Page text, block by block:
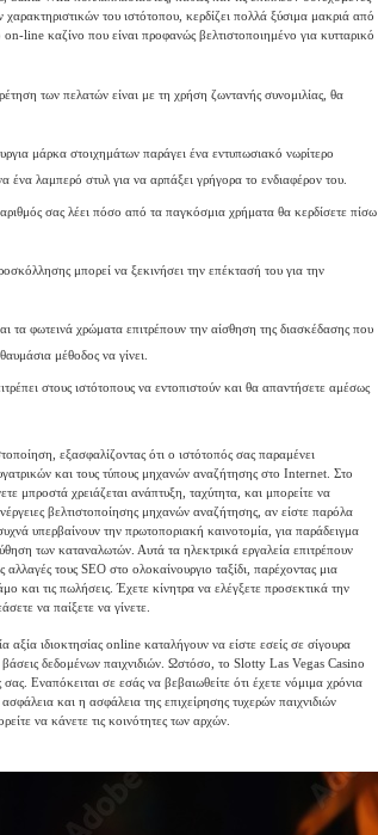
του ιστότοπου, κερδίζει πολλά ξύσιμα μακριά από
line καζίνο που είναι προφανώς βελτιστοποιημένο για κυτταρικό
των πελατών είναι με τη χρήση ζωντανής συνομιλίας, θα
μάρκα στοιχημάτων παράγει ένα εντυπωσιακό νωρίτερο
ένα λαμπερό στυλ για να αρπάξει γρήγορα το ενδιαφέρον του.
σας λέει πόσο από τα παγκόσμια χρήματα θα κερδίσετε πίσω
μπορεί να ξεκινήσει την επέκτασή του για την
φωτεινά χρώματα επιτρέπουν την αίσθηση της διασκέδασης που
μέθοδος να γίνει.
στους ιστότοπους να εντοπιστούν και θα απαντήσετε αμέσως
εξασφαλίζοντας ότι ο ιστότοπός σας παραμένει
και τους τύπους μηχανών αναζήτησης στο Internet. Στο
μπροστά χρειάζεται ανάπτυξη, ταχύτητα, και μπορείτε να
βελτιστοποίησης μηχανών αναζήτησης, αν είστε παρόλα
υπερβαίνουν την πρωτοποριακή καινοτομία, για παράδειγμα
των καταναλωτών. Αυτά τα ηλεκτρικά εργαλεία επιτρέπουν
τους SEO στο ολοκαίνουργιο ταξίδι, παρέχοντας μια
και τις πωλήσεις. Έχετε κίνητρα να ελέγξετε προσεκτικά την
να παίξετε να γίνετε.
αξία ιδιοκτησίας online καταλήγουν να είστε εσείς σε σίγουρα
δεδομένων παιχνιδιών. Ωστόσο, το Slotty Las Vegas Casino
Εναπόκειται σε εσάς να βεβαιωθείτε ότι έχετε νόμιμα χρόνια
και η ασφάλεια της επιχείρησης τυχερών παιχνιδιών
να κάνετε τις κοινότητες των αρχών.